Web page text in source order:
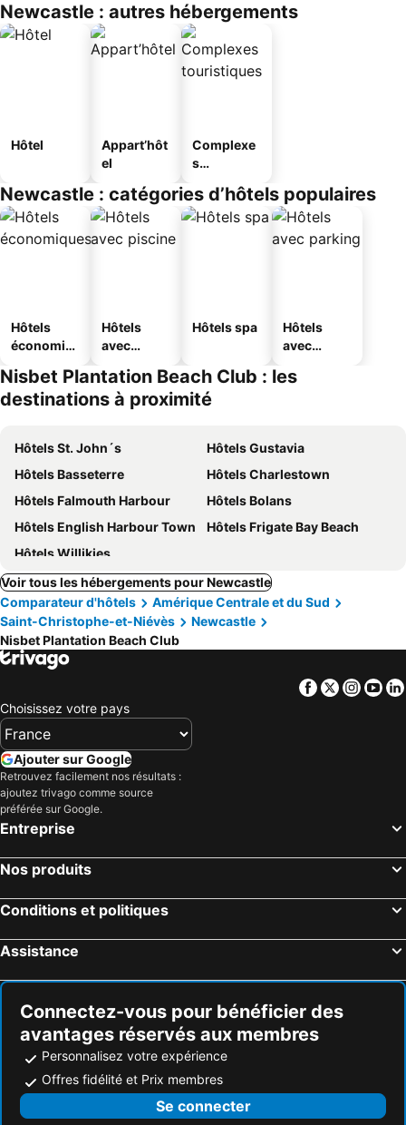
Newcastle : autres hébergements
Hôtel
Appart’hôt
el
Complexe
s
s
Newcastle : catégories d’hôtels populaires
Hôtels
économiq
Hôtels
avec
Hôtels spa
Hôtels
avec
Nisbet Plantation Beach Club : les
destinations à proximité
Hôtels St. John´s
Hôtels Gustavia
Hôtels Basseterre
Hôtels Charlestown
Hôtels Falmouth Harbour
Hôtels Bolans
Hôtels English Harbour Town
Hôtels Frigate Bay Beach
Hôtels Willikies
Voir tous les hébergements pour Newcastle
Comparateur d'hôtels
Amérique Centrale et du Sud
Saint-Christophe-et-Niévès
Newcastle
Nisbet Plantation Beach Club
Facebook
Twitter
Choisissez votre pays
Ajouter sur Google
Retrouvez facilement nos résultats :
ajoutez trivago comme source
préférée sur Google.
Entreprise
Nos produits
Conditions et politiques
Assistance
Connectez-vous pour bénéficier des
avantages réservés aux membres
Personnalisez votre expérience
Offres fidélité et Prix membres
Se connecter